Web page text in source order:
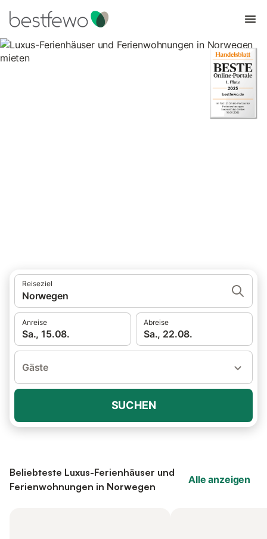
Reiseziel
Norwegen
Anreise
Sa., 15.08.
Abreise
Sa., 22.08.
Gäste
SUCHEN
Beliebteste Luxus-Ferienhäuser und
Ferienwohnungen in Norwegen
Alle anzeigen